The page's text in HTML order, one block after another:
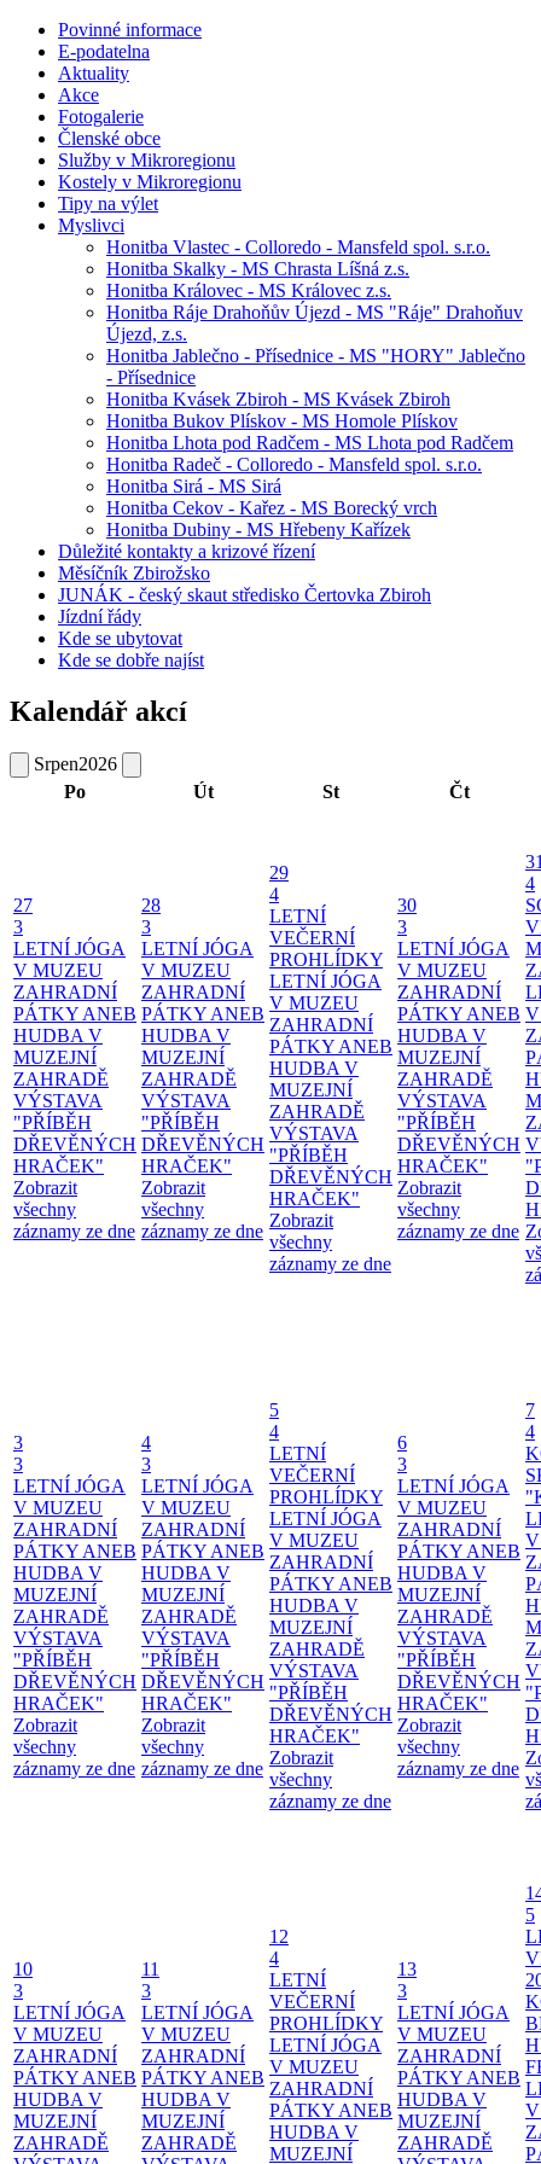
Povinné informace
E-podatelna
Aktuality
Akce
Fotogalerie
Členské obce
Služby v Mikroregionu
Kostely v Mikroregionu
Tipy na výlet
Myslivci
Honitba Vlastec - Colloredo - Mansfeld spol. s.r.o.
Honitba Skalky - MS Chrasta Líšná z.s.
Honitba Královec - MS Královec z.s.
Honitba Ráje Drahoňův Újezd - MS "Ráje" Drahoňuv
Újezd, z.s.
Honitba Jablečno - Přísednice - MS "HORY" Jablečno
- Přísednice
Honitba Kvásek Zbiroh - MS Kvásek Zbiroh
Honitba Bukov Plískov - MS Homole Plískov
Honitba Lhota pod Radčem - MS Lhota pod Radčem
Honitba Radeč - Colloredo - Mansfeld spol. s.r.o.
Honitba Sirá - MS Sirá
Honitba Cekov - Kařez - MS Borecký vrch
Honitba Dubiny - MS Hřebeny Kařízek
Důležité kontakty a krizové řízení
Měsíčník Zbirožsko
JUNÁK - český skaut středisko Čertovka Zbiroh
Jízdní řády
Kde se ubytovat
Kde se dobře najíst
Kalendář akcí
Srpen2026
Po
Út St Čt
27
3
LETNÍ JÓGA
V MUZEU
ZAHRADNÍ
PÁTKY ANEB
HUDBA V
MUZEJNÍ
ZAHRADĚ
VÝSTAVA
"PŘÍBĚH
DŘEVĚNÝCH
HRAČEK"
Zobrazit
všechny
záznamy ze dne
28
3
LETNÍ JÓGA
V MUZEU
ZAHRADNÍ
PÁTKY ANEB
HUDBA V
MUZEJNÍ
ZAHRADĚ
VÝSTAVA
"PŘÍBĚH
DŘEVĚNÝCH
HRAČEK"
Zobrazit
všechny
záznamy ze dne
29
4
LETNÍ
VEČERNÍ
PROHLÍDKY
LETNÍ JÓGA
V MUZEU
ZAHRADNÍ
PÁTKY ANEB
HUDBA V
MUZEJNÍ
ZAHRADĚ
VÝSTAVA
"PŘÍBĚH
DŘEVĚNÝCH
HRAČEK"
Zobrazit
všechny
záznamy ze dne
30
3
LETNÍ JÓGA
V MUZEU
ZAHRADNÍ
PÁTKY ANEB
HUDBA V
MUZEJNÍ
ZAHRADĚ
VÝSTAVA
"PŘÍBĚH
DŘEVĚNÝCH
HRAČEK"
Zobrazit
všechny
záznamy ze dne
4
3
3
LETNÍ JÓGA
V MUZEU
ZAHRADNÍ
PÁTKY ANEB
HUDBA V
MUZEJNÍ
ZAHRADĚ
VÝSTAVA
"PŘÍBĚH
DŘEVĚNÝCH
HRAČEK"
Zobrazit
všechny
záznamy ze dne
4
3
LETNÍ JÓGA
V MUZEU
ZAHRADNÍ
PÁTKY ANEB
HUDBA V
MUZEJNÍ
ZAHRADĚ
VÝSTAVA
"PŘÍBĚH
DŘEVĚNÝCH
HRAČEK"
Zobrazit
všechny
záznamy ze dne
5
4
LETNÍ
VEČERNÍ
PROHLÍDKY
LETNÍ JÓGA
V MUZEU
ZAHRADNÍ
PÁTKY ANEB
HUDBA V
MUZEJNÍ
ZAHRADĚ
VÝSTAVA
"PŘÍBĚH
DŘEVĚNÝCH
HRAČEK"
Zobrazit
všechny
záznamy ze dne
6
3
LETNÍ JÓGA
V MUZEU
ZAHRADNÍ
PÁTKY ANEB
HUDBA V
MUZEJNÍ
ZAHRADĚ
VÝSTAVA
"PŘÍBĚH
DŘEVĚNÝCH
HRAČEK"
Zobrazit
všechny
záznamy ze dne
7
4
10
3
LETNÍ JÓGA
V MUZEU
ZAHRADNÍ
PÁTKY ANEB
HUDBA V
MUZEJNÍ
ZAHRADĚ
11
3
LETNÍ JÓGA
V MUZEU
ZAHRADNÍ
PÁTKY ANEB
HUDBA V
MUZEJNÍ
ZAHRADĚ
12
4
LETNÍ
VEČERNÍ
PROHLÍDKY
LETNÍ JÓGA
V MUZEU
ZAHRADNÍ
PÁTKY ANEB
HUDBA V
MUZEJNÍ
13
3
LETNÍ JÓGA
V MUZEU
ZAHRADNÍ
PÁTKY ANEB
HUDBA V
MUZEJNÍ
ZAHRADĚ
5